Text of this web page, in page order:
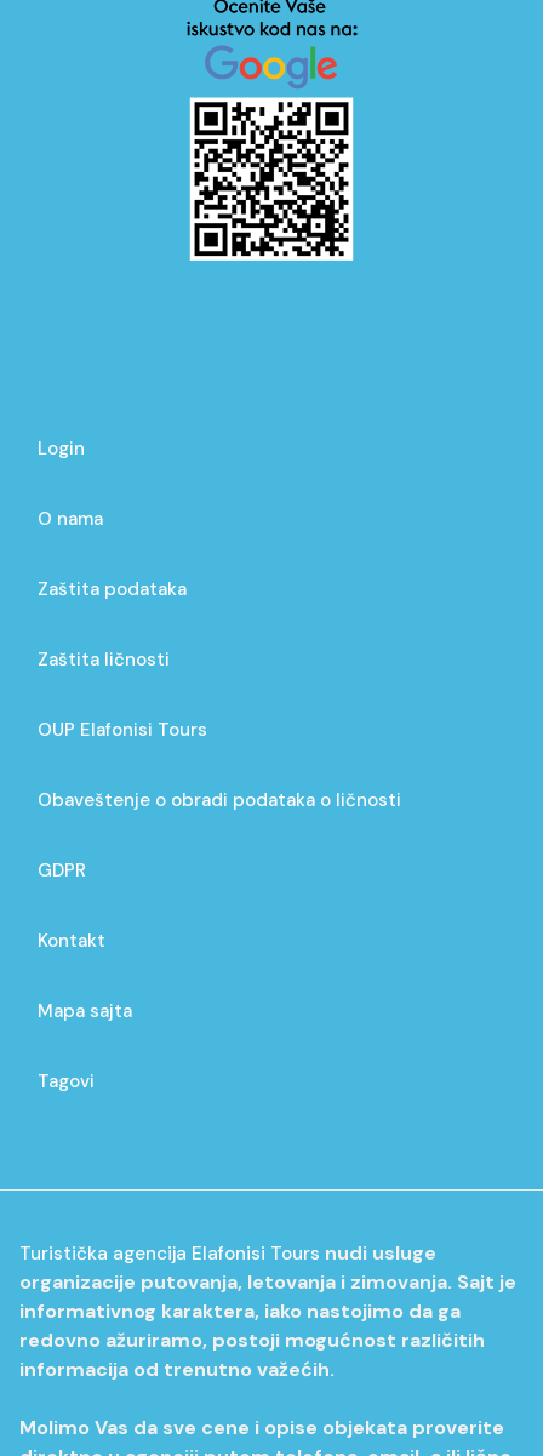
Login
O nama
Zaštita podataka
Zaštita ličnosti
OUP Elafonisi Tours
Obaveštenje o obradi podataka o ličnosti
GDPR
Kontakt
Mapa sajta
Tagovi
Turistička agencija Elafonisi Tours nudi usluge
organizacije putovanja, letovanja i zimovanja. Sajt je
informativnog karaktera, iako nastojimo da ga
redovno ažuriramo, postoji mogućnost različitih
informacija od trenutno važećih.
Molimo Vas da sve cene i opise objekata proverite